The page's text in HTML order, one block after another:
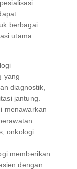
berbagai
utama
yang
diagnostik,
jantung.
menawarkan
onkologi
memberikan
dengan